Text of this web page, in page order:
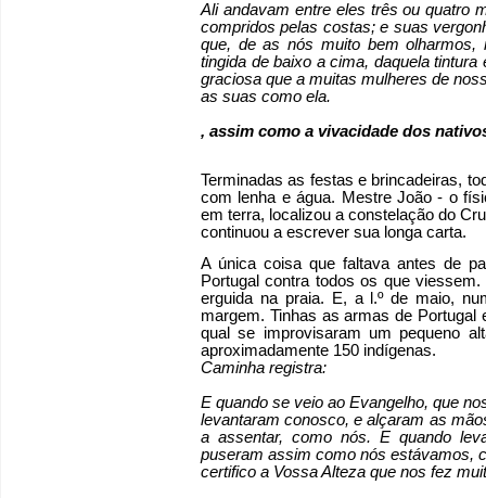
Ali andavam entre eles três ou quatro
compridos pelas costas; e suas
que, de as nós muito bem olharmos,
tingida de baixo a cima, daquela
graciosa que a muitas mulheres de
as suas como ela.
, assim como a vivacidade dos
Terminadas as festas e brincadeiras,
com lenha e água. Mestre João - o
em terra, localizou a constelação do
continuou a escrever sua longa carta.
A única coisa que faltava antes de
Portugal contra todos os que
erguida na praia. E, a l.º de maio,
margem. Tinhas as armas de Portugal
qual se improvisaram um pequeno
aproximadamente 150 indígenas.
Caminha registra:
E quando se veio ao Evangelho, que
levantaram conosco, e alçaram as
a assentar, como nós. E quando
puseram assim como nós estávamos,
certifico a Vossa Alteza que nos fez